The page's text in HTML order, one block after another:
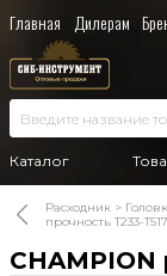
Главная Дилерам
Каталог
Расходник
прочность Т233-